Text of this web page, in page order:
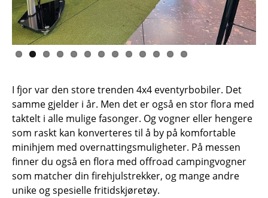
I fjor var den store trenden 4x4 eventyrbobiler. Det
samme gjelder i år. Men det er også en stor flora med
taktelt i alle mulige fasonger. Og vogner eller hengere
som raskt kan konverteres til å by på komfortable
minihjem med overnattingsmuligheter. På messen
finner du også en flora med offroad campingvogner
som matcher din firehjulstrekker, og mange andre
unike og spesielle fritidskjøretøy.